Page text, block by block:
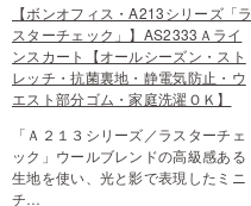
【ボンオフィス・A213シリーズ「ラ
スターチェック」】AS2333Ａライ
ンスカート【オールシーズン・スト
レッチ・抗菌裏地・静電気防止・ウ
エスト部分ゴム・家庭洗濯ＯＫ】
「Ａ２１３シリーズ／ラスターチェ
ック」ウールブレンドの高級感ある
生地を使い、光と影で表現したミニ
チ…